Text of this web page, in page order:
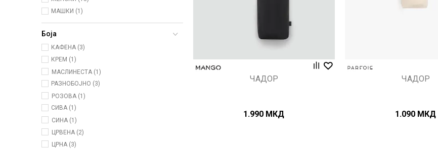
МАШКИ (1)
Боја
КАФЕНА (3)
КРЕМ (1)
МАСЛИНЕСТА (1)
РАЗНОБОЈНО (3)
РОЗОВА (1)
СИВА (1)
СИНА (1)
ЦРВЕНА (2)
ЦРНА (3)
ЧАДОР
1.990 МКД
ЧАДОР
1.090 МКД